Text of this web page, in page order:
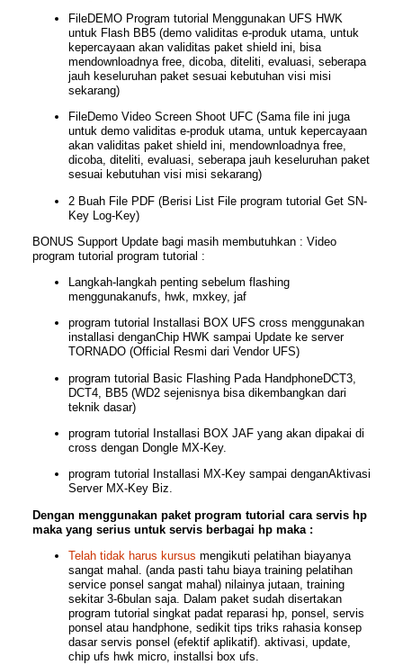
FileDEMO Program tutorial Menggunakan UFS HWK
untuk Flash BB5 (demo validitas e-produk utama, untuk
kepercayaan akan validitas paket shield ini, bisa
mendownloadnya free, dicoba, diteliti, evaluasi, seberapa
jauh keseluruhan paket sesuai kebutuhan visi misi
sekarang)
FileDemo Video Screen Shoot UFC (Sama file ini juga
untuk demo validitas e-produk utama, untuk kepercayaan
akan validitas paket shield ini, mendownloadnya free,
dicoba, diteliti, evaluasi, seberapa jauh keseluruhan paket
sesuai kebutuhan visi misi sekarang)
2 Buah File PDF (Berisi List File program tutorial Get SN-
Key Log-Key)
BONUS Support Update bagi masih membutuhkan : Video
program tutorial program tutorial :
Langkah-langkah penting sebelum flashing
menggunakanufs, hwk, mxkey, jaf
program tutorial Installasi BOX UFS cross menggunakan
installasi denganChip HWK sampai Update ke server
TORNADO (Official Resmi dari Vendor UFS)
program tutorial Basic Flashing Pada HandphoneDCT3,
DCT4, BB5 (WD2 sejenisnya bisa dikembangkan dari
teknik dasar)
program tutorial Installasi BOX JAF yang akan dipakai di
cross dengan Dongle MX-Key.
program tutorial Installasi MX-Key sampai denganAktivasi
Server MX-Key Biz.
Dengan menggunakan paket program tutorial cara servis hp
maka yang serius untuk servis berbagai hp maka :
Telah tidak harus kursus mengikuti pelatihan biayanya
sangat mahal. (anda pasti tahu biaya training pelatihan
service ponsel sangat mahal) nilainya jutaan, training
sekitar 3-6bulan saja. Dalam paket sudah disertakan
program tutorial singkat padat reparasi hp, ponsel, servis
ponsel atau handphone, sedikit tips triks rahasia konsep
dasar servis ponsel (efektif aplikatif). aktivasi, update,
chip ufs hwk micro, installsi box ufs.